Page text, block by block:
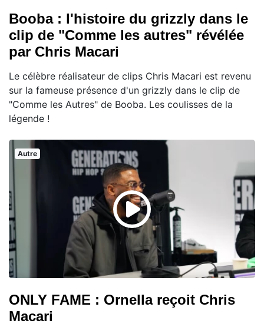
Booba : l'histoire du grizzly dans le
clip de "Comme les autres" révélée
par Chris Macari
Le célèbre réalisateur de clips Chris Macari est revenu
sur la fameuse présence d'un grizzly dans le clip de
"Comme les Autres" de Booba. Les coulisses de la
légende !
Autre
ONLY FAME : Ornella reçoit Chris
Macari